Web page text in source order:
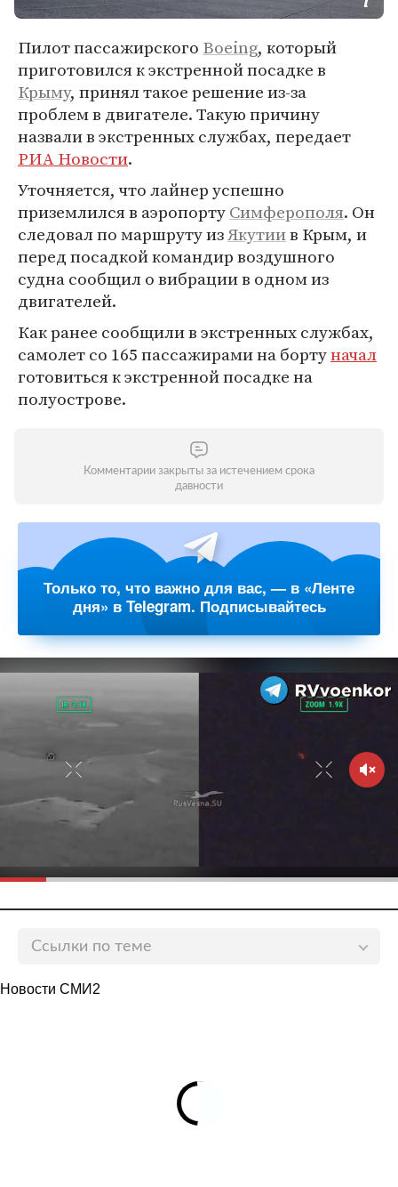
Пилот пассажирского Boeing, который
приготовился к экстренной посадке в
Крыму, принял такое решение из-за
проблем в двигателе. Такую причину
назвали в экстренных службах, передает
РИА Новости.
Уточняется, что лайнер успешно
приземлился в аэропортуСимферополя. Он
следовал по маршруту изЯкутиив Крым, и
перед посадкой командир воздушного
судна сообщил о вибрации в одном из
двигателей.
Как ранее сообщили в экстренных службах,
самолет со 165 пассажирами на бортуначал
готовиться к экстренной посадке на
полуострове.
Комментарии закрыты за истечением срока
давности
Только то, что важно для вас, — в «Ленте
дня» в Telegram. Подписывайтесь
Ссылки по теме
посадке в Крыму
Новости СМИ2